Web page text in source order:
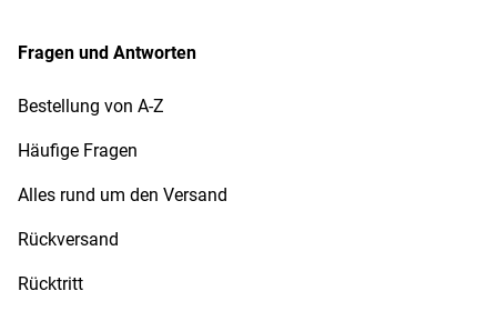
Fragen und Antworten
Bestellung von A-Z
Häufige Fragen
Alles rund um den Versand
Rückversand
Rücktritt